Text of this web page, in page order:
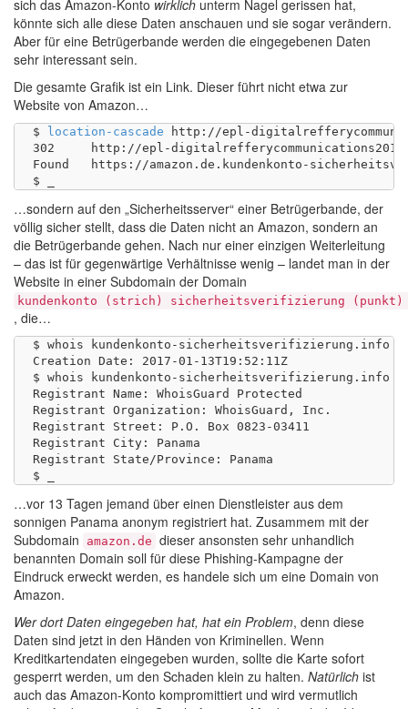
sich das Amazon-Konto wirklich unterm Nagel gerissen hat,
könnte sich alle diese Daten anschauen und sie sogar verändern.
Aber für eine Betrügerbande werden die eingegebenen Daten
sehr interessant sein.
Die gesamte Grafik ist ein Link. Dieser führt nicht etwa zur
Website von Amazon…
$ location-cascade http://epl-
302	http://epl-digitalrefferycommunications2019.online/5P7BMBQYBD90N9MSOB96C7V5P8HZJQ6W1LUR0D7M7COOP
Found	https://amazon.de.kundenkonto-sicherheitsverifizierung.info
…sondern auf den „Sicherheitsserver“ einer Betrügerbande, der
völlig sicher stellt, dass die Daten nicht an Amazon, sondern an
die Betrügerbande gehen. Nach nur einer einzigen Weiterleitung
– das ist für gegenwärtige Verhältnisse wenig – landet man in der
Website in einer Subdomain der Domain
kundenkonto (strich) sicherheitsverifizierung
, die…
$ whois kundenkonto-sicherheitsverifizierung.info
Creation Date: 2017-01-13T19:52:11Z
$ whois kundenkonto-
Registrant Name: WhoisGuard Protected
Registrant Organization: WhoisGuard, Inc.
Registrant Street: P.O. Box 0823-03411
Registrant City: Panama
Registrant State/Province: Panama
…vor 13 Tagen jemand über einen Dienstleister aus dem
sonnigen Panama anonym registriert hat. Zusammem mit der
Subdomain
amazon.de dieser ansonsten sehr unhandlich
benannten Domain soll für diese Phishing-Kampagne der
Eindruck erweckt werden, es handele sich um eine Domain von
Amazon.
Wer dort Daten eingegeben hat, hat ein Problem, denn diese
Daten sind jetzt in den Händen von Kriminellen. Wenn
Kreditkartendaten eingegeben wurden, sollte die Karte sofort
gesperrt werden, um den Schaden klein zu halten. Natürlich ist
auch das Amazon-Konto kompromittiert und wird vermutlich